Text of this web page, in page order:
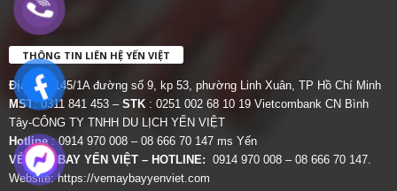
THÔNG TIN LIÊN HỆ YẾN VIỆT
Địa chỉ:
145/1A đường số 9, kp 53, phường Linh Xuân, TP Hồ Chí Minh
MST: 0311 841 453 – STK : 0251 002 68 10 19 Vietcombank CN Bình
Tây-CÔNG TY TNHH DU LỊCH YẾN VIỆT
Hotline: 0914 970 008 – 08 666 70 147 ms Yến
VÉ MÁY BAY YẾN VIỆT – HOTLINE: 0914 970 008 – 08 666 70 147.
Website:https://vemaybayyenviet.com